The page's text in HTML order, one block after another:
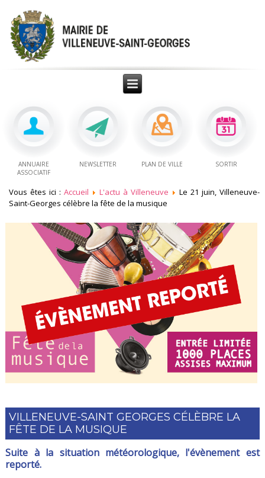
ANNUAIRE
ASSOCIATIF
NEWSLETTER PLAN DE VILLE SORTIR
Vous êtes ici : Accueil L'actu à Villeneuve
Le 21 juin, Villeneuve-
Saint-Georges célèbre la fête de la musique
VILLENEUVE-SAINT GEORGES CÉLÈBRE LA
FÊTE DE LA MUSIQUE
Suite à la situation météorologique, l'évènement est
reporté.